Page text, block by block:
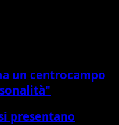
un centrocampo
presentano